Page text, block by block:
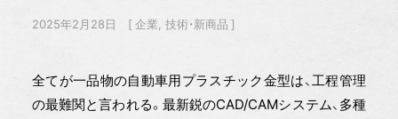
2025年2月28日 企業 技術・新商品
全てが一品物の自動車用プラスチック金型は、工程管理
の最難関と言われる。最新鋭のCAD/CAMシステム、多種